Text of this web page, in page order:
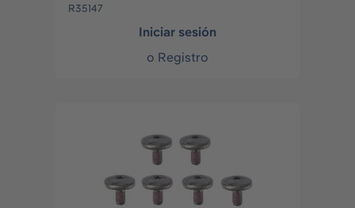
R35147
Iniciar sesión
o Registro